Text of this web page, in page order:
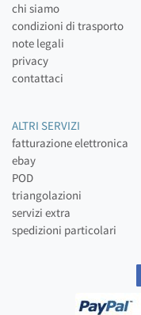
chi siamo
condizioni di trasporto
note legali
privacy
contattaci
ALTRI SERVIZI
fatturazione elettronica
ebay
POD
triangolazioni
servizi extra
spedizioni particolari